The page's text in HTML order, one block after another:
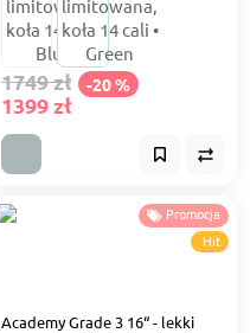
1749 zł -20 %
1399 zł
Promocja
Hit
Academy Grade 3 16“ - lekki